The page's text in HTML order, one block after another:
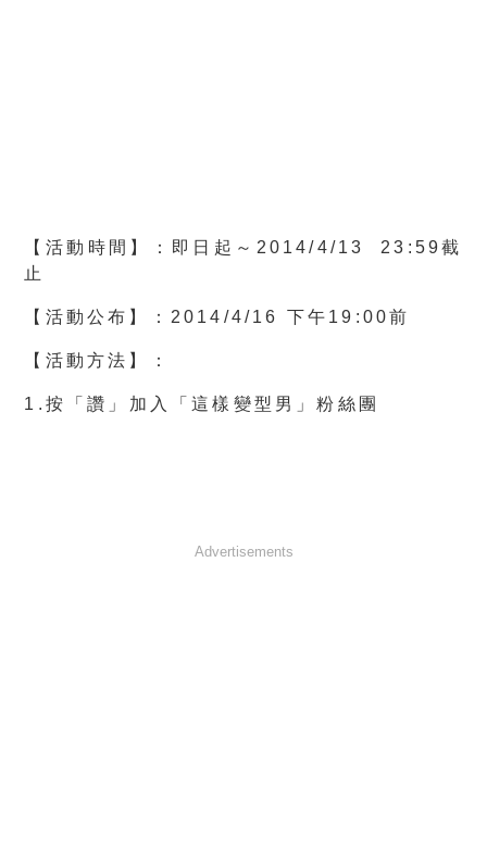
【活動時間】
：即日起～2014/4/13 23:59截
止
【活動公布】 ：2014/4/16 下午19:00前
【活動方法】 ：
1.按「讚」加入「這樣變型男」粉絲團
Advertisements